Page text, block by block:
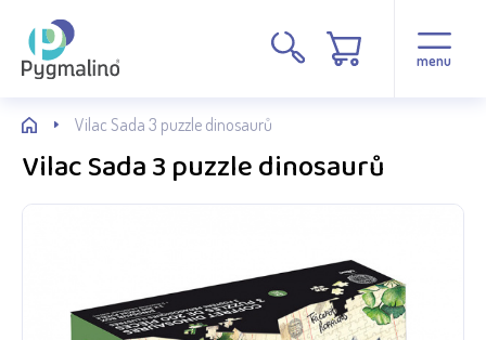
menu
Vilac Sada 3 puzzle dinosaurů
Vilac Sada 3 puzzle dinosaurů